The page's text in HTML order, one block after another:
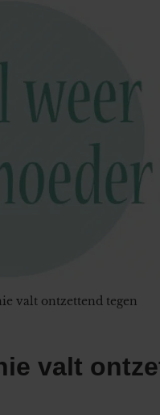
valt ontzettend tegen
valt